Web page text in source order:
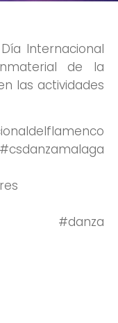
Internacional
de la
las actividades
#danza